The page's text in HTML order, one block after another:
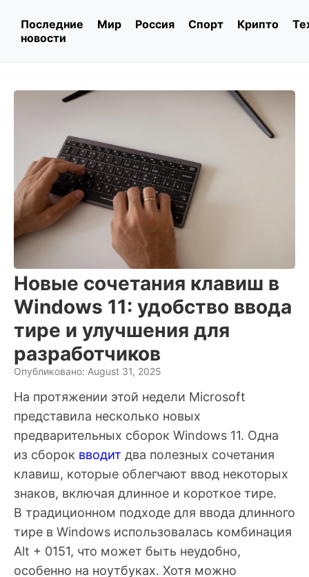
Последние
новости
Мир Россия Спорт Крипто
Новые сочетания клавиш в
Windows 11: удобство ввода
тире и улучшения для
разработчиков
Опубликовано: August 31, 2025
На протяжении этой недели Microsoft
представила несколько новых
предварительных сборок Windows 11. Одна
из сборок вводит два полезных сочетания
клавиш, которые облегчают ввод некоторых
знаков, включая длинное и короткое тире.
В традиционном подходе для ввода длинного
тире в Windows использовалась комбинация
Alt + 0151, что может быть неудобно,
особенно на ноутбуках. Хотя можно